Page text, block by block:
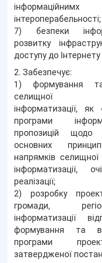
інтероперабельності;
7) безпеки
розвитку
доступу до
2. Забезпечує:
1) формування
селищної
інформатизації, як
програми
пропозицій щодо
основних
напрямків селищної
інформатизації,
реалізації;
2) розробку
громади,
інформатизації
формування та
програми
затвердженої